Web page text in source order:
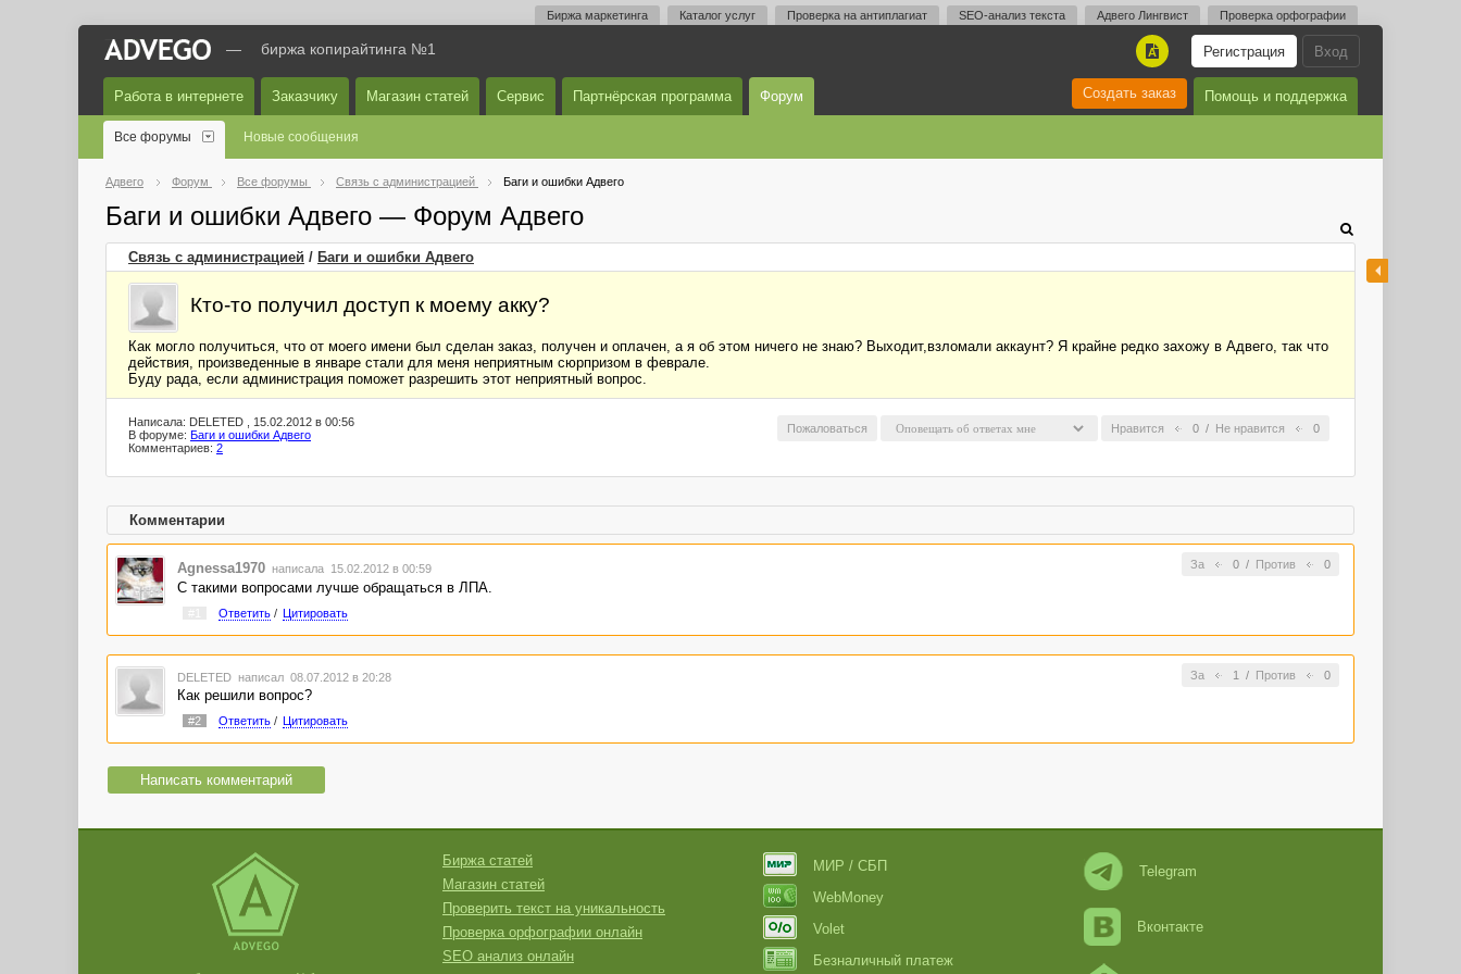
Биржа маркетинга Каталог услуг Проверка на антиплагиат SEO-анализ текста Адвего Лингвист Проверка орфографии
Вход
Регистрация
A
— биржа копирайтинга №1
Работа в интернете Заказчику Магазин статей Сервис Партнёрская программа Форум Помощь и поддержка
Создать заказ
Все форумы Новые сообщения
Адвего Форум Все форумы Связь с администрацией Баги и ошибки Адвего
Баги и ошибки Адвего — Форум Адвего
Связь с администрацией / Баги и ошибки Адвего
Кто-то получил доступ к моему акку?
Как могло получиться, что от моего имени был сделан заказ, получен и оплачен, а я об этом ничего не знаю? Выходит,взломали аккаунт? Я крайне редко захожу в Адвего, так что
действия, произведенные в январе стали для меня неприятным сюрпризом в феврале.
Буду рада, если администрация поможет разрешить этот неприятный вопрос.
Нравится 0 / Не нравится 0
Пожаловаться
Написала: DELETED , 15.02.2012 в 00:56
В форуме: Баги и ошибки Адвего
Комментариев: 2
Комментарии
За 0/ Против 0
Agnessa1970 написала 15.02.2012 в 00:59
С такими вопросами лучше обращаться в ЛПА.
Ответить/ Цитировать
За 1 / Против 0
DELETED написал 08.07.2012 в 20:28
Как решили вопрос?
#2 Ответить/ Цитировать
Написать комментарий
Биржа статей
Магазин статей
Проверить текст на уникальность
Проверка орфографии онлайн
SEO анализ онлайн
МИР / СБП
WebMoney
Volet
Безналичный платеж
Telegram
Вконтакте